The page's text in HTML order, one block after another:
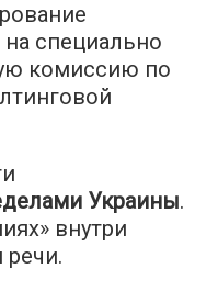
специально
комиссию по
Украины.
внутри